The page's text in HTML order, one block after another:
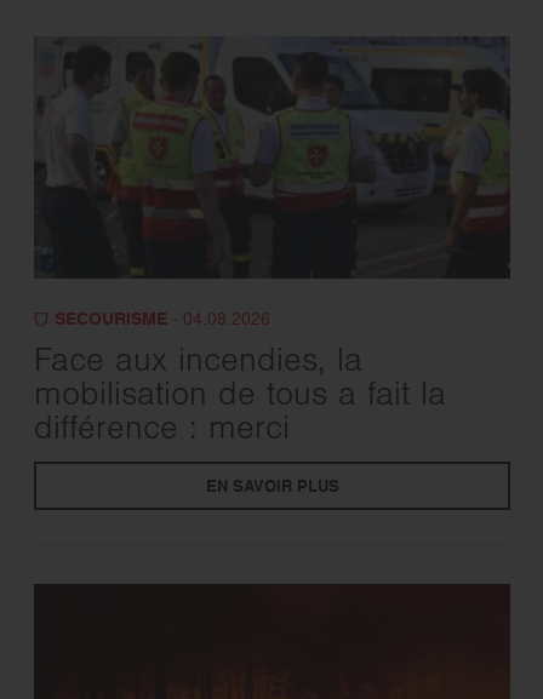
SECOURISME- 04.08.2026
Face aux incendies, la
mobilisation de tous a fait la
différence : merci
EN SAVOIR PLUS